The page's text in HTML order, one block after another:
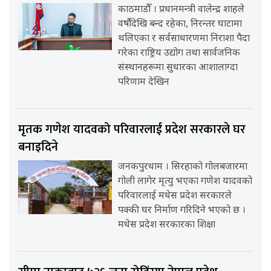
काठमाडौँ । प्रधानमन्त्री वालेन्द्र शाहले
वर्षौंदेखि बन्द रहेका, निरन्तर घाटामा
थलिएका र सर्वसाधारणमा निराशा पैदा
गरेका राष्ट्रिय उद्योग तथा सार्वजनिक
संस्थानहरूमा सुधारका आशालाग्दा
परिणाम देखिन
मृतक गणेश यादवको परिवारलाई प्रदेश सरकारले घर
बनाइदिने
जनकपुरधाम । सिरहाको गोलबजारमा
गोली लागेर मृत्यु भएका गणेश यादवको
परिवारलाई मधेस प्रदेश सरकारले
पक्की घर निर्माण गरिदिने भएको छ ।
मधेस प्रदेश सरकारका शिक्षा